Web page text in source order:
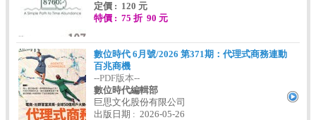
定價 : 120 元
特價 : 75 折 90 元
數位時代 6月號/2026 第371期：代理式商務連動
百兆商機
--PDF版本--
數位時代編輯部
巨思文化股份有限公司
出版日期 : 2026-05-26